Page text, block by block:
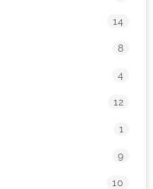
14
8
4
12
1
9
10